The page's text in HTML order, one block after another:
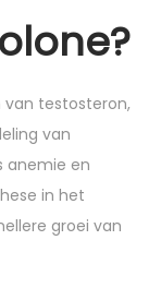
testosteron,
van
anemie en
in het
groei van